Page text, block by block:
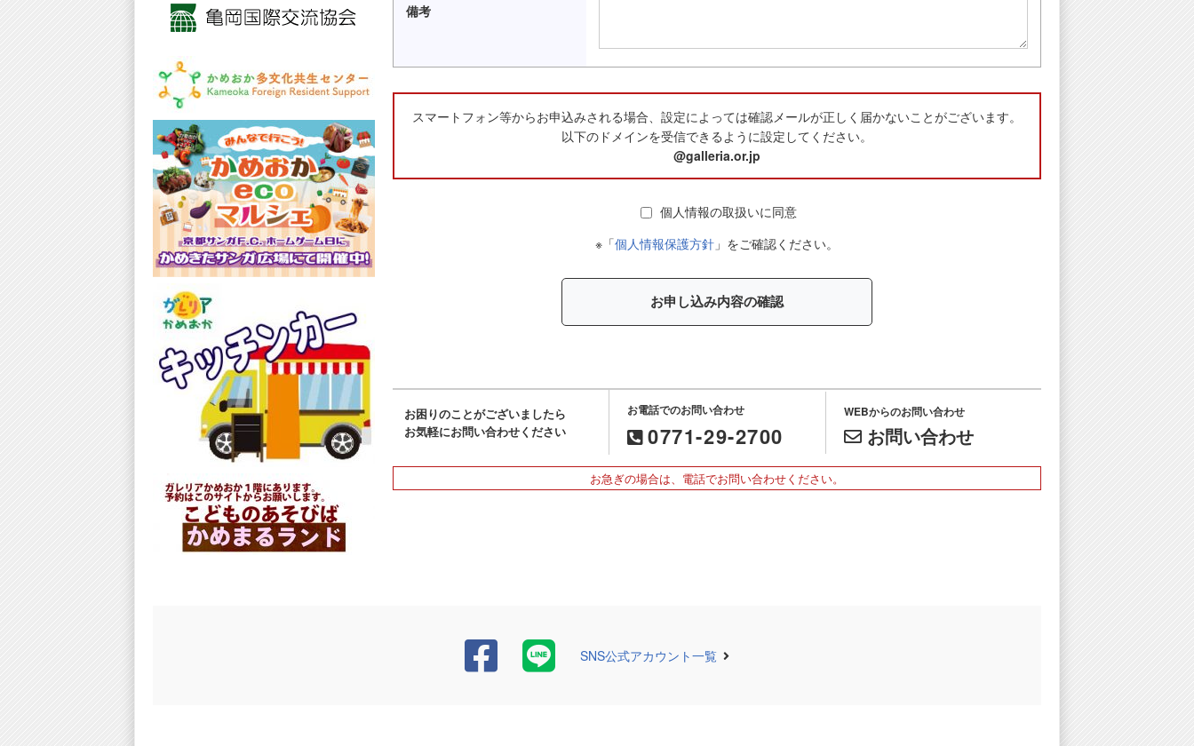
備考
スマートフォン等からお申込みされる場合、設定によっては確認メールが正しく届かないことがございます。
以下のドメインを受信できるように設定してください。
@galleria.or.jp
個人情報の取扱いに同意
※「個人情報保護方針 」をご確認ください。
お困りのことがございましたら
お気軽にお問い合わせください
お電話でのお問い合わせ
0771-29-2700
WEBからのお問い合わせ
お問い合わせ
お急ぎの場合は、電話でお問い合わせください。
SNS公式アカウント一覧